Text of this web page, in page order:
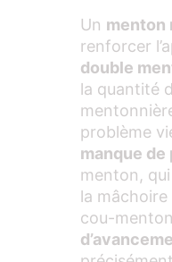
Un menton
renforcer
double
la quantité
problème
manque
menton, qui
la mâchoire
cou-